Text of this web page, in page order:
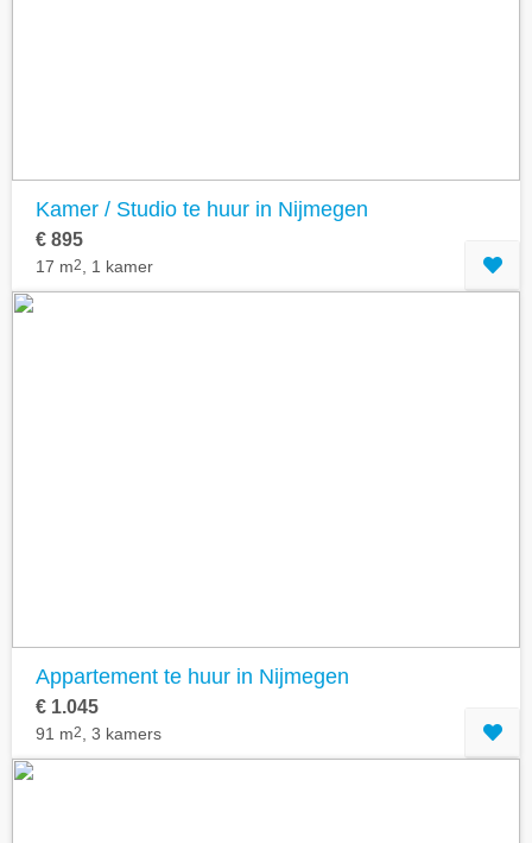
Kamer / Studio te huur in Nijmegen
€ 895
17 m2 , 1 kamer
Appartement te huur in Nijmegen
€ 1.045
91 m2 , 3 kamers